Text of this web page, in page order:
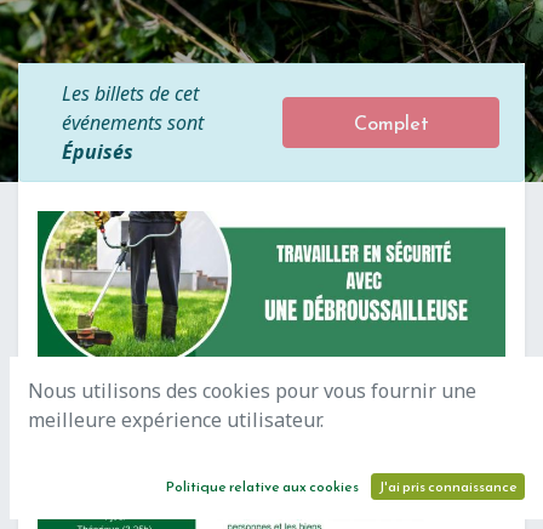
Les billets de cet
événements sont
Épuisés
Complet
Nous utilisons des cookies pour vous fournir une
meilleure expérience utilisateur.
Politique relative aux cookies J'ai pris connaissance